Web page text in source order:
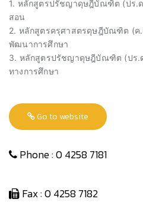
1. หลักสูตรปรัชญาดุษฎีบัณฑิต (ปร.
สอน
2. หลักสูตรครุศาสตรดุษฎีบัณฑิต (ค
พัฒนาการศึกษา
3. หลักสูตรปรัชญาดุษฎีบัณฑิต (ปร.
ทางการศึกษา
Go to website
Phone : 0 4258 7181
Fax : 0 4258 7182